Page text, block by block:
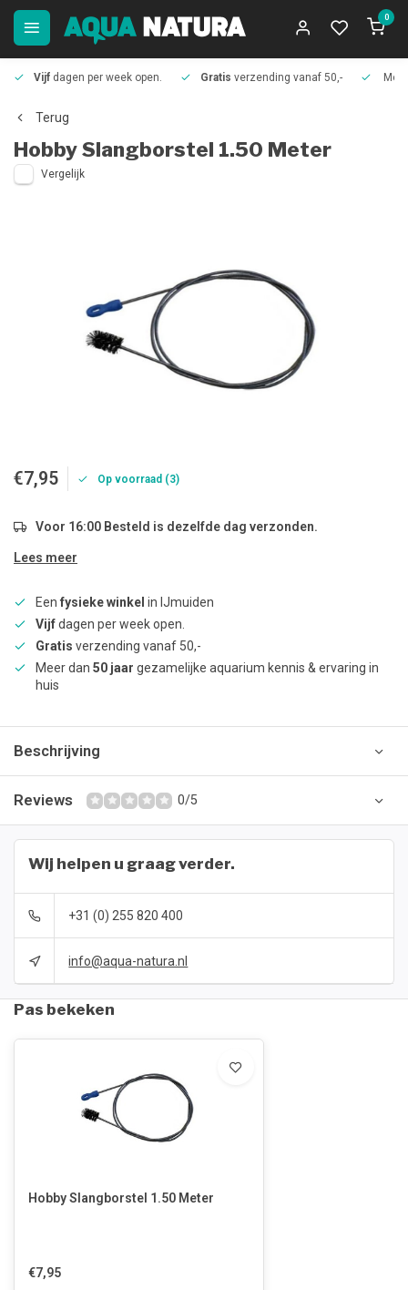
0
Vijf dagen per week open. Gratis verzending vanaf 50,-
Terug
HobbySlangborstel 1.50 Meter
Vergelijk
€7,95 Op voorraad (3)
Voor 16:00 Besteld is dezelfde dag verzonden.
Lees meer
Een fysieke winkel in IJmuiden
Vijfdagen per week open.
Gratis verzending vanaf 50,-
Meer dan 50 jaar gezamelijke aquarium kennis & ervaring in
huis
Beschrijving
Reviews 0/5
Wij helpen u graag verder.
+31 (0) 255 820 400
info@aqua-natura.nl
Pas bekeken
Hobby Slangborstel 1.50 Meter
€7,95